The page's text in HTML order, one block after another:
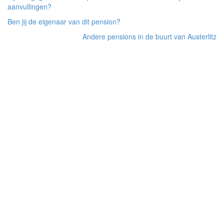
aanvullingen?
Ben jij de eigenaar van dit pension?
Andere pensions in de buurt van Austerlitz